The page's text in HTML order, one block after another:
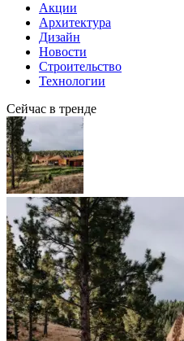
Акции
Архитектура
Дизайн
Новости
Строительство
Технологии
Сейчас в тренде